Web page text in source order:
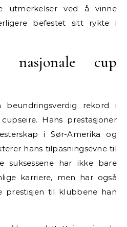
utmerkelser ved å vinne
befestet sitt rykte i
cup
rekord i
Hans prestasjoner
i Sør-Amerika og
hans tilpasningsevne til
suksessene har ikke bare
karriere, men har også
prestisjen til klubbene han